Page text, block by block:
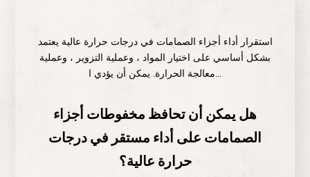
استقرار أداء أجزاء الصمامات في درجات حرارة عالية يعتمد
بشكل أساسي على اختيار المواد ، وعملية التزوير ، وعملية
معالجة الحرارة. يمكن أن يؤدي ا...
هل يمكن أن تحافظ مخفوطات أجزاء
الصمامات على أداء مستقر في درجات
حرارة عالية؟